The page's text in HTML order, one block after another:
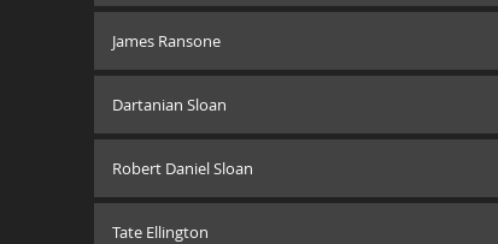
James Ransone
Dartanian Sloan
Robert Daniel Sloan
Tate Ellington